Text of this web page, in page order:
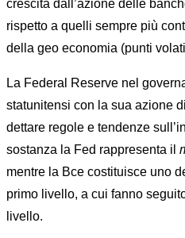
crescita dall’azione delle
rispetto a quelli sempre più
della geo economia (punti
La Federal Reserve nel
statunitensi con la sua azione
dettare regole e tendenze
sostanza la Fed rappresenta il
mentre la Bce costituisce uno
primo livello, a cui fanno
livello.